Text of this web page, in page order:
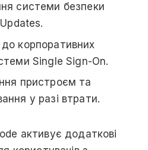
системи безпеки
корпоративних
Single Sign-On.
пристроєм та
у разі втрати.
активує додаткові